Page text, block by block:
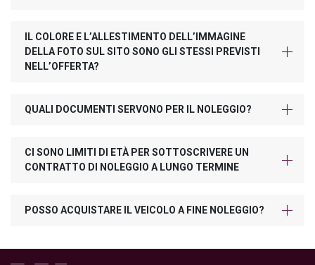
IL COLORE E L’ALLESTIMENTO DELL’IMMAGINE
DELLA FOTO SUL SITO SONO GLI STESSI PREVISTI
NELL’OFFERTA?
QUALI DOCUMENTI SERVONO PER IL NOLEGGIO?
CI SONO LIMITI DI ETÀ PER SOTTOSCRIVERE UN
CONTRATTO DI NOLEGGIO A LUNGO TERMINE
POSSO ACQUISTARE IL VEICOLO A FINE NOLEGGIO?